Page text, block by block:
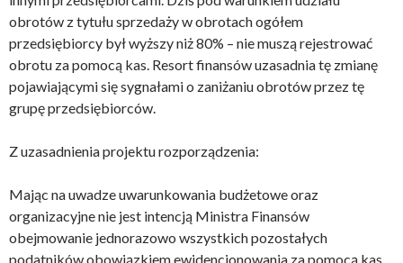
obrotów z tytułu sprzedaży w obrotach ogółem
przedsiębiorcy był wyższy niż 80% – nie muszą rejestrować
obrotu za pomocą kas. Resort finansów uzasadnia tę zmianę
pojawiającymi się sygnałami o zaniżaniu obrotów przez tę
grupę przedsiębiorców.
Z uzasadnienia projektu rozporządzenia:
Mając na uwadze uwarunkowania budżetowe oraz
organizacyjne nie jest intencją Ministra Finansów
obejmowanie jednorazowo wszystkich pozostałych
podatników obowiązkiem ewidencjonowania za pomocą kas